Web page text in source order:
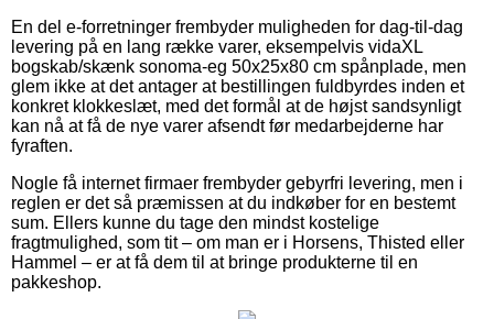
En del e-forretninger frembyder muligheden for dag-til-dag
levering på en lang række varer, eksempelvis vidaXL
bogskab/skænk sonoma-eg 50x25x80 cm spånplade, men
glem ikke at det antager at bestillingen fuldbyrdes inden et
konkret klokkeslæt, med det formål at de højst sandsynligt
kan nå at få de nye varer afsendt før medarbejderne har
fyraften.
Nogle få internet firmaer frembyder gebyrfri levering, men i
reglen er det så præmissen at du indkøber for en bestemt
sum. Ellers kunne du tage den mindst kostelige
fragtmulighed, som tit – om man er i Horsens, Thisted eller
Hammel – er at få dem til at bringe produkterne til en
pakkeshop.